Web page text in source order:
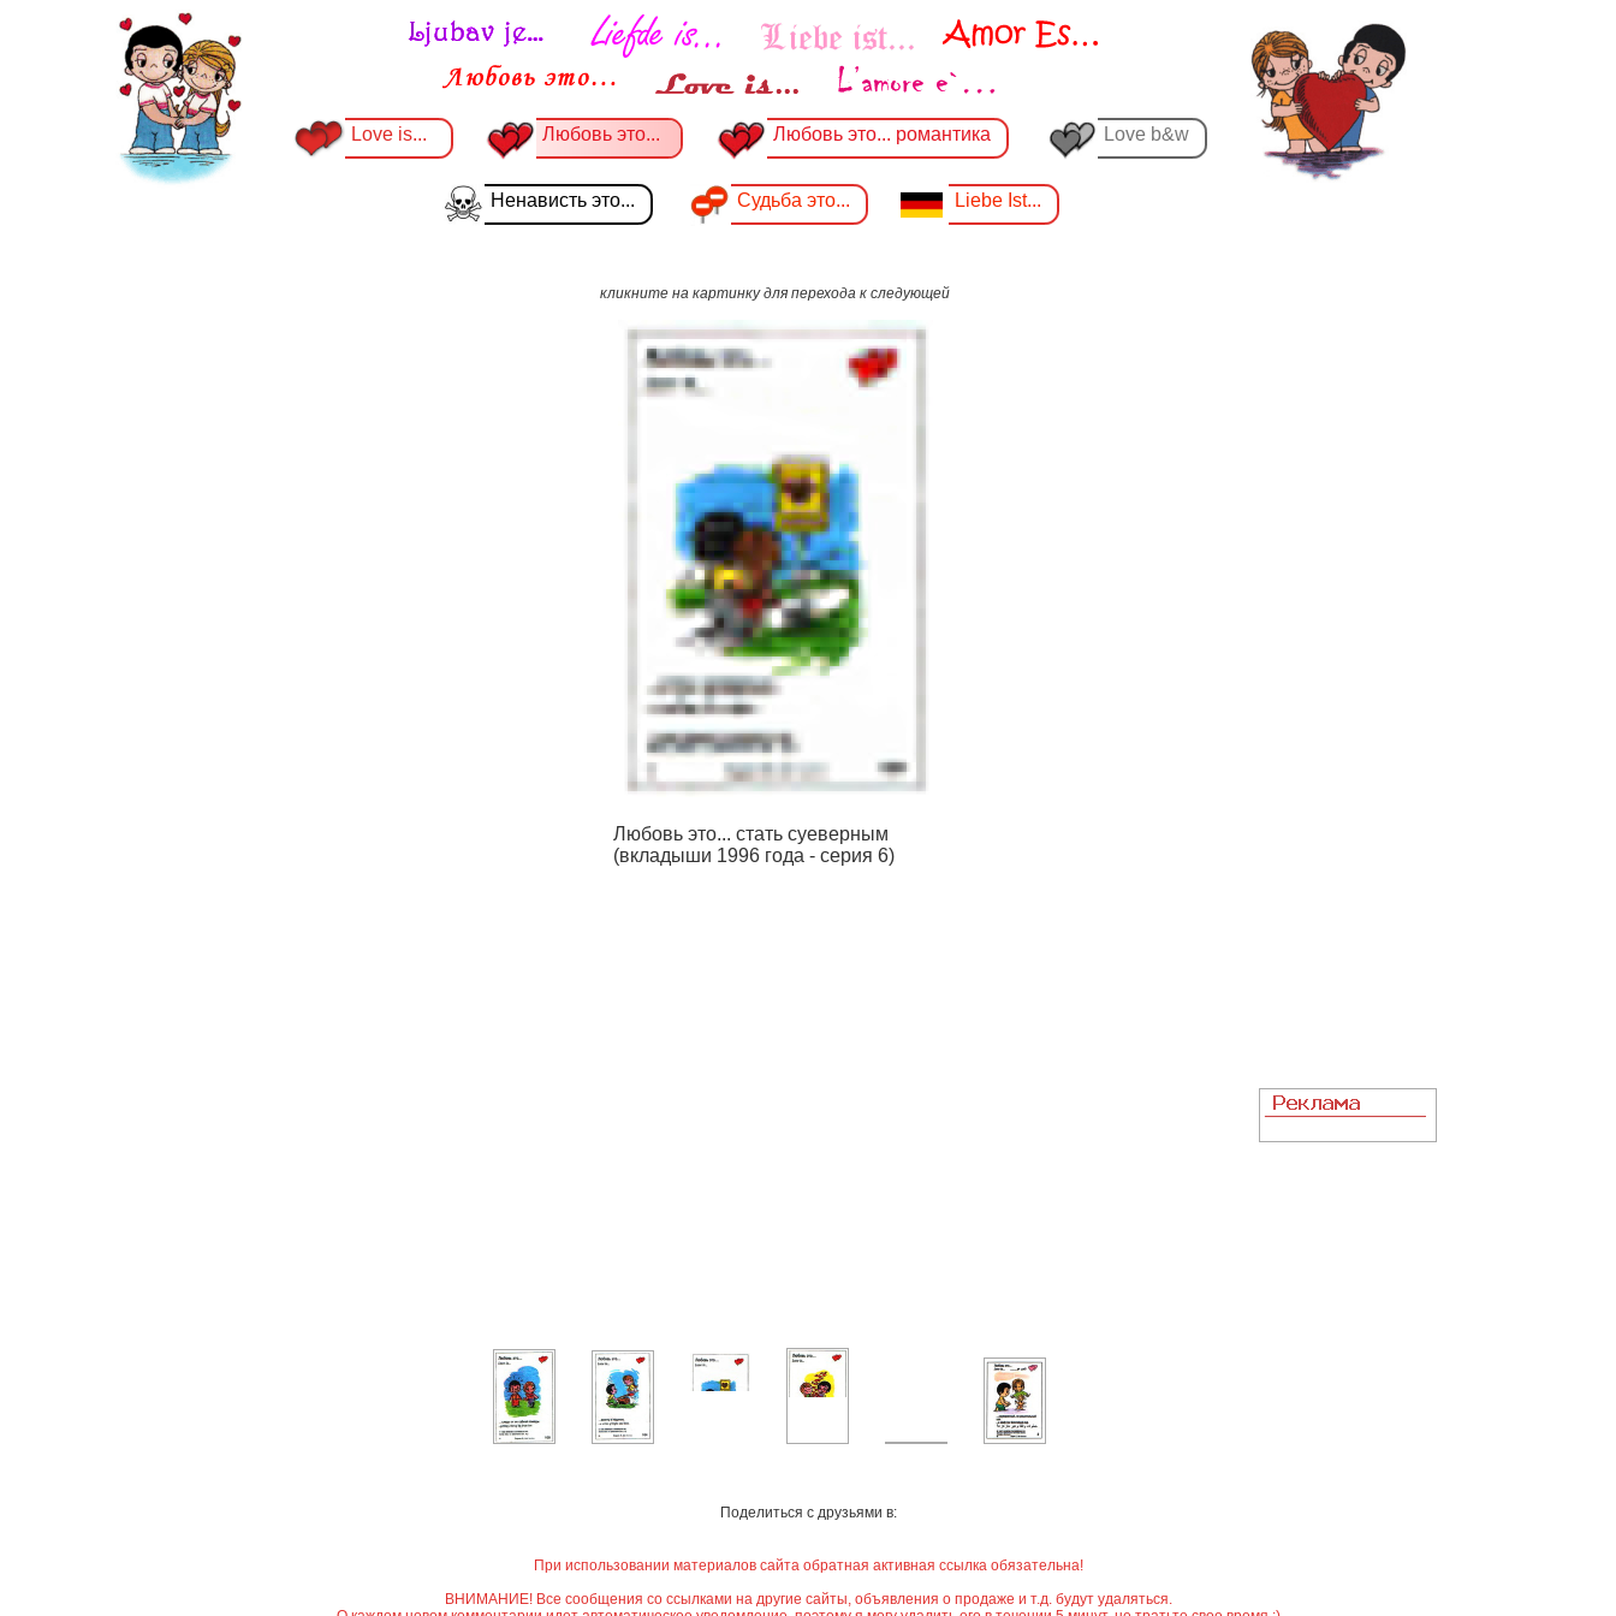
Love is... Любовь это... Любовь это... романтика Love b&w
Ненависть это... Судьба это... Liebe Ist...
кликните на картинку для перехода к следующей
Любовь это... стать суеверным
(вкладыши 1996 года - серия 6)
Поделиться с друзьями в:
При использовании материалов сайта обратная активная ссылка обязательна!
ВНИМАНИЕ! Все сообщения со ссылками на другие сайты, объявления о продаже и т.д. будут удаляться.